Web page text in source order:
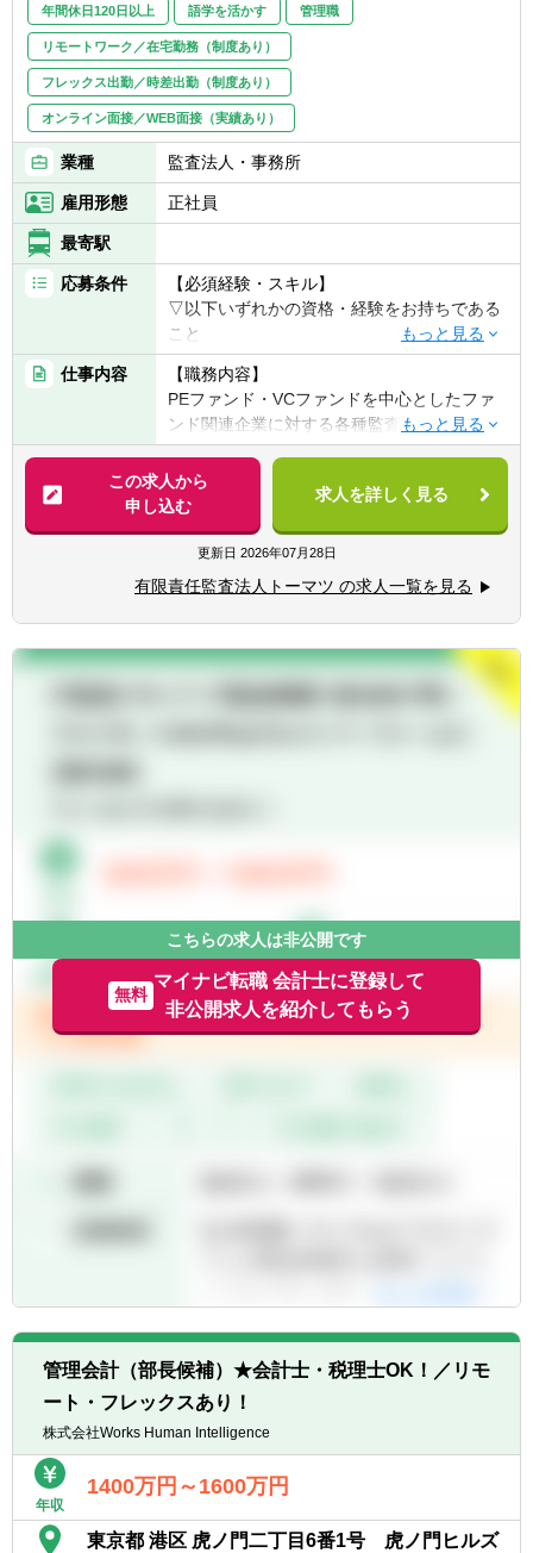
年間休日120日以上 語学を活かす 管理職
リモートワーク／在宅勤務（制度あり）
フレックス出勤／時差出勤（制度あり）
オンライン面接／WEB面接（実績あり）
業種 監査法人・事務所
雇用形態 正社員
最寄駅
応募条件
【必須経験・スキル】
▽以下いずれかの資格・経験をお持ちである
こと
■日本公認会計士
■日本公認会計士論文式試験合格
■「米国公認会計士（USCPA） もしくは 米国
公認会計士（USCPA）試験全科目合格」かつ
「経理領域の経験（3年以上） もしくは 日商
簿記2級」
■「日本・米国以外の公認会計士 もしくは 当
該公認会計士試験全科目合格」かつ「経理領
域の経験（3年以上） もしくは 日商簿記2
級」
■ファンド運用経験
■不動産運用経験
■会計監査経験
仕事内容
【職務内容】
PEファンド・VCファンドを中心としたファ
ンド関連企業に対する各種監査業務をお任せ
するポジションです。
【具体的には】
■PEファンド、VCファンド等に対する会計監
査業務（投資事業有限責任組合、任意組合、
関連SPC等を含む）
■ファンドが保有する投資先の評価に関する
監査業務（非上場株式の評価や公正価値測
定、評価モデル・前提条件の妥当性の検討な
ど）
■その他ファンドに対する会計監査業務（証
■ファンド監査に関するその他周辺業務
この求人から
申し込む
求人を詳しく見る
更新日 2026年07月28日
有限責任監査法人トーマツ の求人一覧を見る
こちらの求人は非公開です
無料
マイナビ転職 会計士に登録して
非公開求人を紹介してもらう
管理会計（部長候補）★会計士・税理士OK！／リモ
ート・フレックスあり！
株式会社Works Human Intelligence
年収
1400万円～1600万円
東京都 港区 虎ノ門二丁目6番1号 虎ノ門ヒルズ